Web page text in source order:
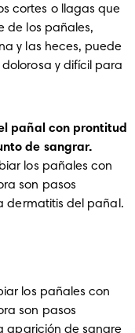
cortes o llagas que
de los pañales,
y las heces, puede
y difícil para
pañal con prontitud
de sangrar.
los pañales con
son pasos
dermatitis del pañal.
los pañales con
son pasos
aparición de sangre